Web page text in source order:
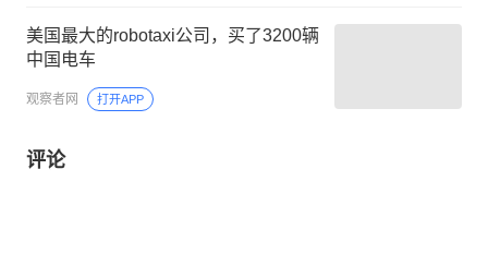
美国最大的robotaxi公司，买了3200辆
中国电车
观察者网 打开APP
评论